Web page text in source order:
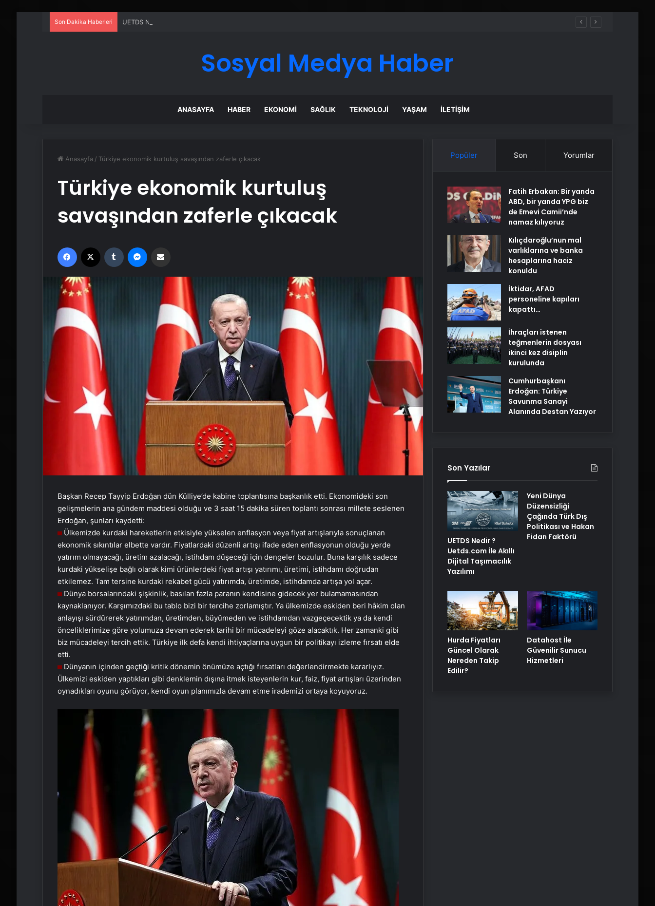
Son Dakika Haberleri UETDS Nedir ? Uetds.com İle Akıllı Dijital Taşımacılık Yazılımı
Sosyal Medya Haber
ANASAYFA HABER EKONOMI SAĞLIK TEKNOLOJI YAŞAM İLETIŞIM
Anasayfa / Türkiye ekonomik kurtuluş savaşından zaferle çıkacak
Türkiye ekonomik kurtuluş
savaşından zaferle çıkacak
Facebook Tumblr
Başkan Recep Tayyip Erdoğan dün Külliye’de kabine toplantısına başkanlık etti. Ekonomideki son
gelişmelerin ana gündem maddesi olduğu ve 3 saat 15 dakika süren toplantı sonrası millete seslenen
Erdoğan, şunları kaydetti:
Ülkemizde kurdaki hareketlerin etkisiyle yükselen enflasyon veya fiyat artışlarıyla sonuçlanan
ekonomik sıkıntılar elbette vardır. Fiyatlardaki düzenli artışı ifade eden enflasyonun olduğu yerde
yatırım olmayacağı, üretim azalacağı, istihdam düşeceği için dengeler bozulur. Buna karşılık sadece
kurdaki yükselişe bağlı olarak kimi ürünlerdeki fiyat artışı yatırımı, üretimi, istihdamı doğrudan
etkilemez. Tam tersine kurdaki rekabet gücü yatırımda, üretimde, istihdamda artışa yol açar.
Dünya borsalarındaki şişkinlik, basılan fazla paranın kendisine gidecek yer bulamamasından
kaynaklanıyor. Karşımızdaki bu tablo bizi bir tercihe zorlamıştır. Ya ülkemizde eskiden beri hâkim olan
anlayışı sürdürerek yatırımdan, üretimden, büyümeden ve istihdamdan vazgeçecektik ya da kendi
önceliklerimize göre yolumuza devam ederek tarihi bir mücadeleyi göze alacaktık. Her zamanki gibi
biz mücadeleyi tercih ettik. Türkiye ilk defa kendi ihtiyaçlarına uygun bir politikayı izleme fırsatı elde
etti.
Dünyanın içinden geçtiği kritik dönemin önümüze açtığı fırsatları değerlendirmekte kararlıyız.
Ülkemizi eskiden yaptıkları gibi denklemin dışına itmek isteyenlerin kur, faiz, fiyat artışları üzerinden
oynadıkları oyunu görüyor, kendi oyun planımızla devam etme irademizi ortaya koyuyoruz.
Popüler Son Yorumlar
Fatih Erbakan: Bir yanda
ABD, bir yanda YPG biz
de Emevi Camii’nde
namaz kılıyoruz
Kılıçdaroğlu’nun mal
varlıklarına ve banka
hesaplarına haciz
konuldu
İktidar, AFAD
personeline kapıları
kapattı…
İhraçları istenen
teğmenlerin dosyası
ikinci kez disiplin
kurulunda
Cumhurbaşkanı
Erdoğan: Türkiye
Savunma Sanayi
Alanında Destan Yazıyor
Son Yazılar
UETDS Nedir ?
Uetds.com İle Akıllı
Dijital Taşımacılık
Yazılımı
Yeni Dünya
Düzensizliği
Çağında Türk Dış
Politikası ve Hakan
Fidan Faktörü
Hurda Fiyatları
Güncel Olarak
Nereden Takip
Edilir?
Datahost İle
Güvenilir Sunucu
Hizmetleri